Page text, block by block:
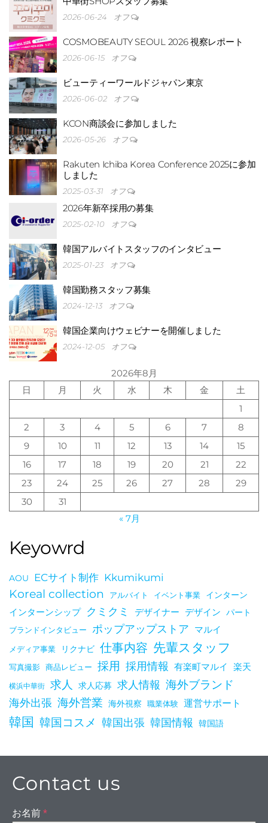
I-
ORDER
モン
ドの
原石
を見
2026-06-24 オフ
COSMOBEAUTY SEOUL 2026 視察レポート
2026-06-15 オフ
ビューティーワールドジャパン東京
2026-06-02 オフ
KCON商談会に参加しました
2026-05-26 オフ
Rakuten Ichiba Korea Conference 2025に参加
しました
2025-03-31 オフ
2026年新卒採用の募集
2025-02-10 オフ
韓国アルバイトスタッフのインタビュー
2025-01-23 オフ
韓国勤務スタッフ募集
2024-12-13 オフ
韓国企業向けウェビナーを開催しました
2024-12-05 オフ
2026年8月
日
月 火 水 木 金
土
1
2
3 4 5 6 7
8
9
10 11 12 13 14
15
16
17 18 19 20 21
22
23
24 25 26 27 28
29
30
31
« 7月
Keyowrd
AOU ECサイト制作 Kkumikumi
Koreal collection アルバイト イベント事業
インターン
インターンシップ
クミクミ デザイナー デザイン パート
ブランドインタビュー ポップアップストア マルイ
メディア事業 リクナビ 仕事内容 先輩スタッフ
写真撮影 商品レビュー 採用 採用情報 有楽町マルイ 楽天
横浜中華街 求人 求人応募 求人情報 海外ブランド
海外出張 海外営業 海外視察 職業体験 運営サポート
韓国 韓国コスメ 韓国出張 韓国情報 韓国語
Contact us
お名前 *